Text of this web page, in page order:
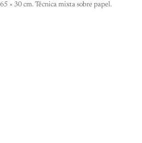
65 × 30 cm. Técnica mixta sobre papel.